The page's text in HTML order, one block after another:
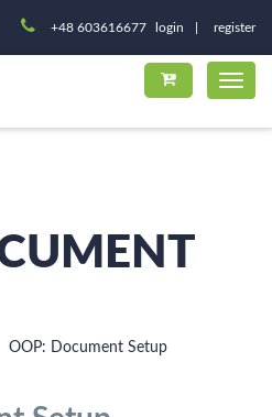
+48 603616677 login register
OOP: Document Setup